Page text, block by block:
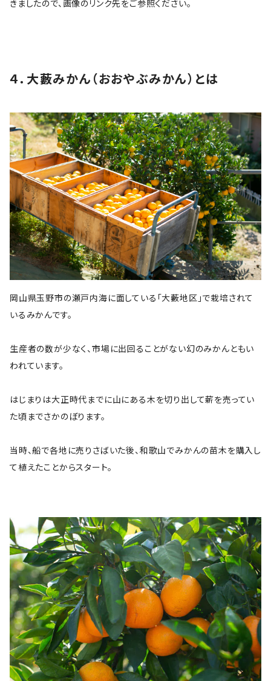
きましたので、画像のリンク先をご参照ください。
４．大藪みかん（おおやぶみかん）とは
岡山県玉野市の瀬戸内海に面している「大藪地区」で栽培されて
いるみかんです。
生産者の数が少なく、市場に出回ることがない幻のみかんともい
われています。
はじまりは大正時代までに山にある木を切り出して薪を売ってい
た頃までさかのぼります。
当時、船で各地に売りさばいた後、和歌山でみかんの苗木を購入し
て植えたことからスタート。